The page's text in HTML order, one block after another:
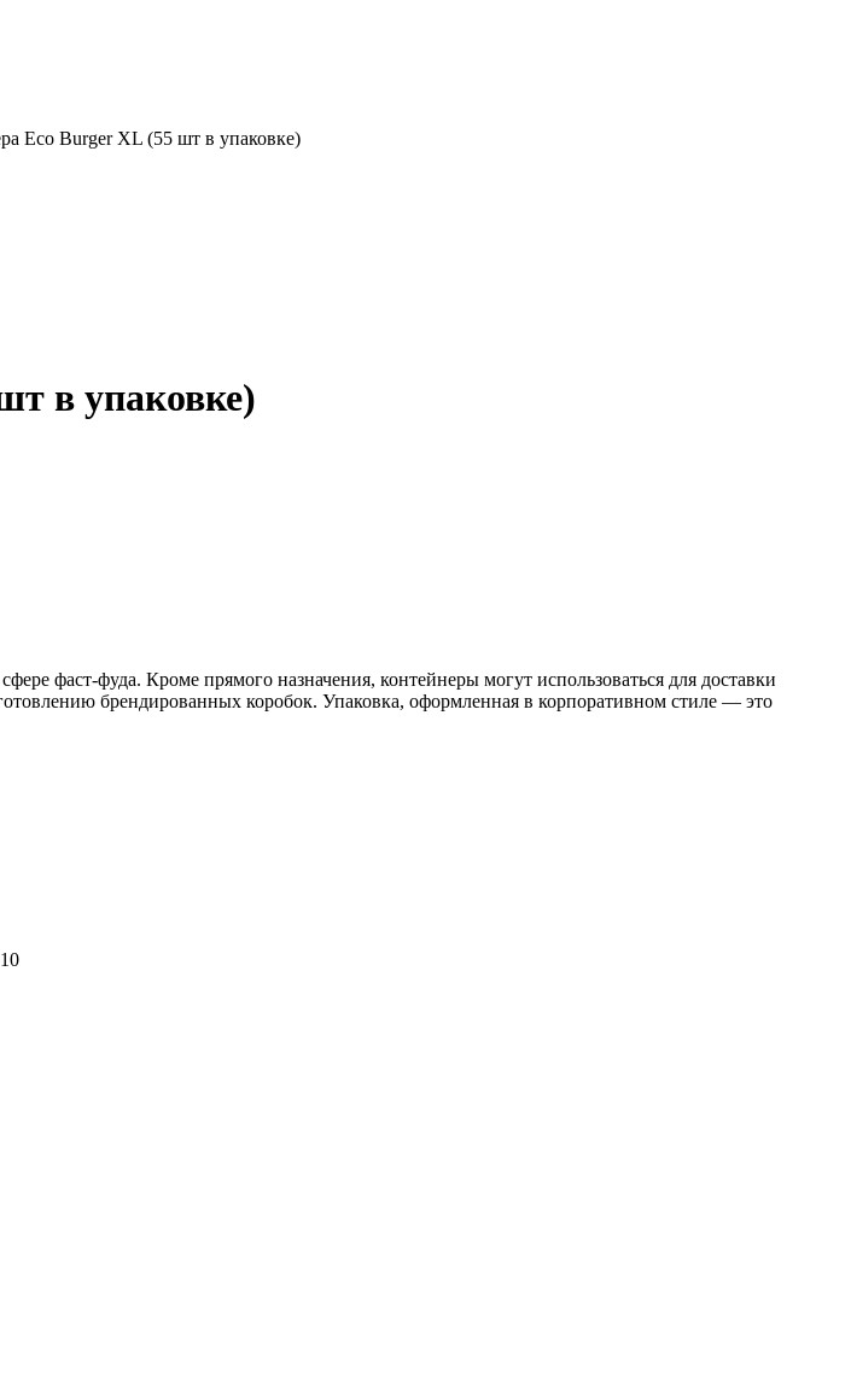
Eco Burger XL (55 шт в упаковке)
в упаковке)
фаст-фуда. Кроме прямого назначения, контейнеры могут использоваться для доставки
брендированных коробок. Упаковка, оформленная в корпоративном стиле — это